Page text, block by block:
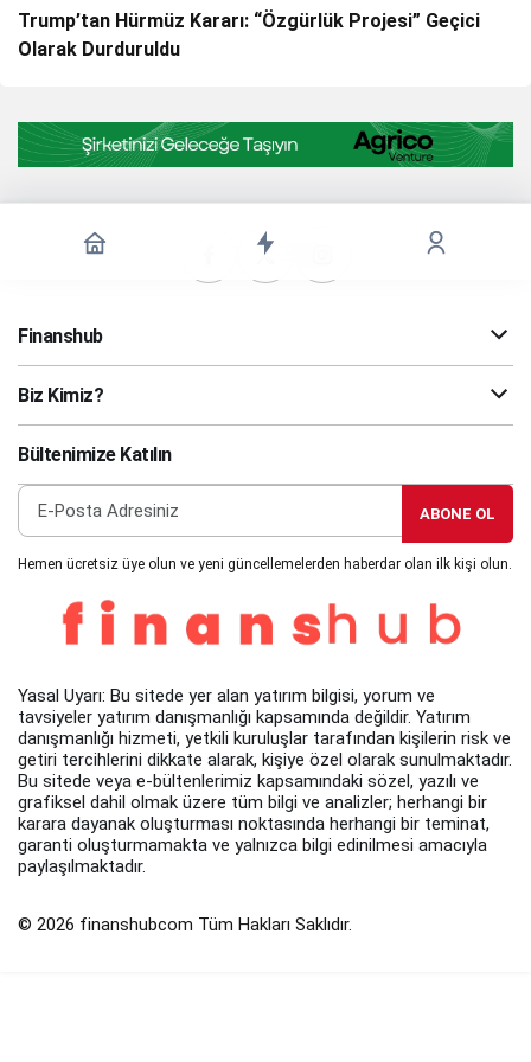
Trump’tan Hürmüz Kararı: “Özgürlük Projesi” Geçici
Olarak Durduruldu
Finanshub
Biz Kimiz?
Bültenimize Katılın
ABONE OL
Hemen ücretsiz üye olun ve yeni güncellemelerden haberdar olan ilk kişi olun.
Yasal Uyarı: Bu sitede yer alan yatırım bilgisi, yorum ve
tavsiyeler yatırım danışmanlığı kapsamında değildir. Yatırım
danışmanlığı hizmeti, yetkili kuruluşlar tarafından kişilerin risk ve
getiri tercihlerini dikkate alarak, kişiye özel olarak sunulmaktadır.
Bu sitede veya e-bültenlerimiz kapsamındaki sözel, yazılı ve
grafiksel dahil olmak üzere tüm bilgi ve analizler; herhangi bir
karara dayanak oluşturması noktasında herhangi bir teminat,
garanti oluşturmamakta ve yalnızca bilgi edinilmesi amacıyla
paylaşılmaktadır.
© 2026 finanshubcom Tüm Hakları Saklıdır.